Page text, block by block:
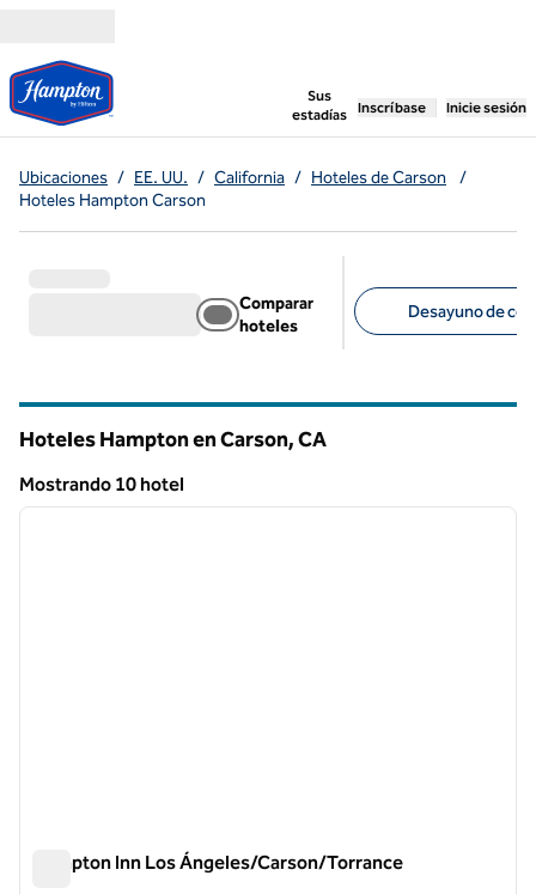
Sus
estadías
, abre una pestaña
Inscríbase Inicie sesión
Ubicaciones / EE. UU. / California / Hoteles de Carson
/
Hoteles Hampton Carson
Comparar
hoteles
Desayuno de
Hoteles Hampton en Carson,CA
Mostrando 10 hotel
Mostrando 10 hotel
1 de 12
Hampton Inn Los Ángeles/Carson/Torrance